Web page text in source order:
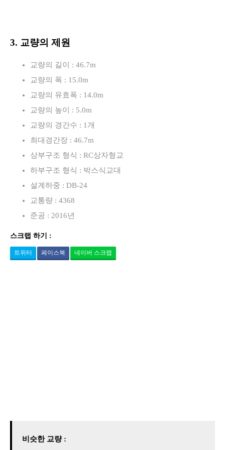
3. 교량의 제원
교량의 길이 : 46.7m
교량의 폭 : 15.0m
교량의 유효폭 : 14.0m
교량의 높이 : 5.0m
교량의 경간수 : 1개
최대경간장 : 46.7m
상부구조 형식 : RC상자형교
하부구조 형식 : 박스식교대
설계하중 : DB-24
교통량 : 4368
준공 : 2016년
스크랩 하기 :
트위터 페이스북 네이버 스크랩
비슷한 교량 :